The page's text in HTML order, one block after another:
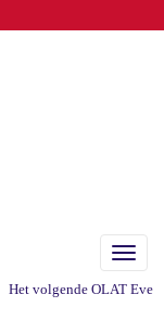
Het volgende OLAT